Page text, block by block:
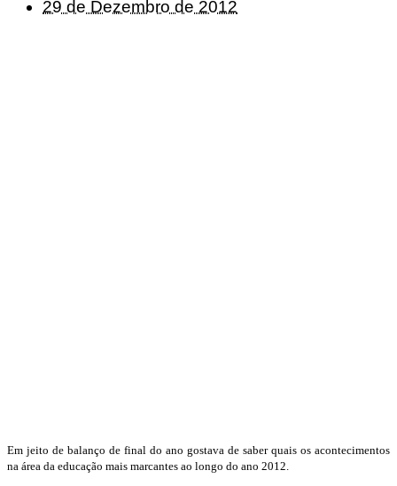
29 de Dezembro de 2012
Em jeito de balanço de final do ano gostava de saber quais os acontecimentos
na área da educação mais marcantes ao longo do ano 2012.